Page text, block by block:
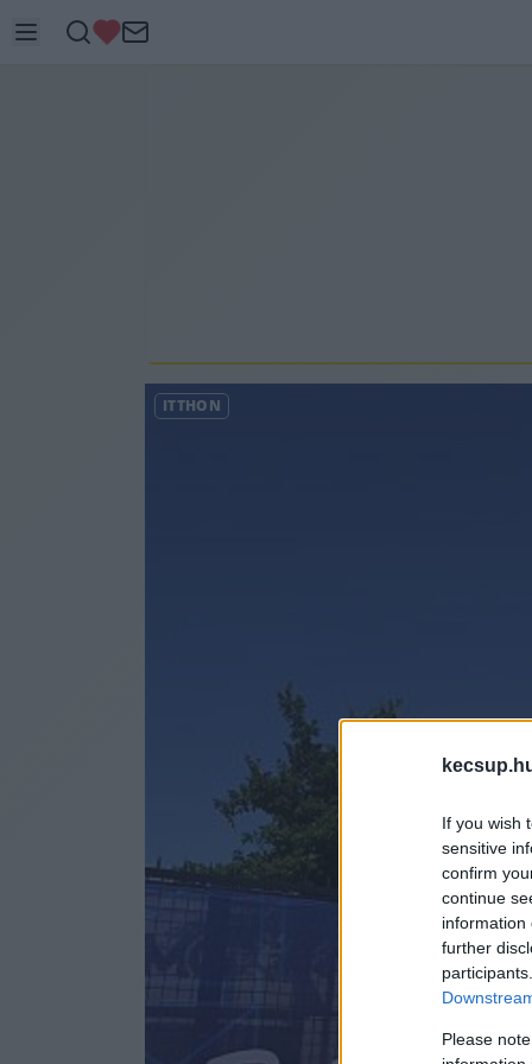
If you wish
sensitive
confirm
continue
information
further
Please
ITTHON